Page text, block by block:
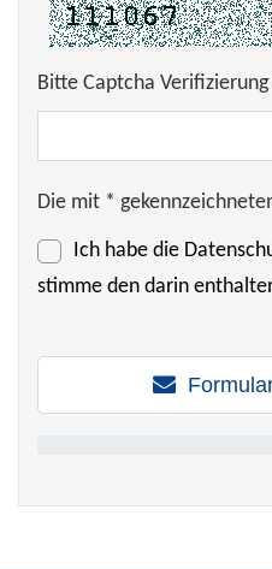
Bitte Captcha
Die mit *
Ich habe die
stimme den darin